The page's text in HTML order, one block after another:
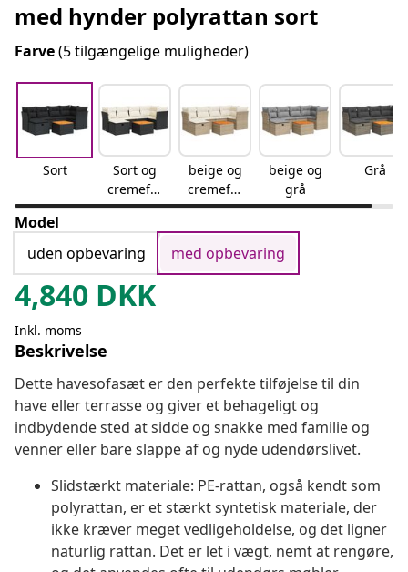
med hynder polyrattan sort
Farve(5 tilgængelige muligheder)
Sort
Sort og
cremefar
vet
beige og
cremefar
vet
beige og
grå
Grå
Model
uden opbevaring
med opbevaring
4,840 DKK
Inkl. moms
Beskrivelse
Dette havesofasæt er den perfekte tilføjelse til din
have eller terrasse og giver et behageligt og
indbydende sted at sidde og snakke med familie og
venner eller bare slappe af og nyde udendørslivet.
Slidstærkt materiale: PE-rattan, også kendt som
polyrattan, er et stærkt syntetisk materiale, der
ikke kræver meget vedligeholdelse, og det ligner
naturlig rattan. Det er let i vægt, nemt at rengøre,